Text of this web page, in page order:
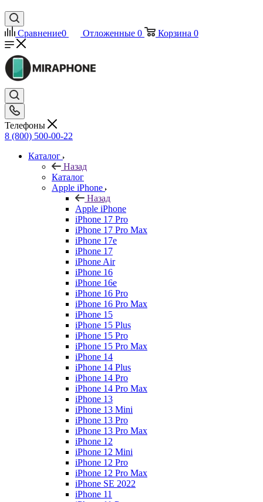
Сравнение0 Отложенные 0 Корзина 0
Телефоны
8 (800) 500-00-22
Каталог
Назад
Каталог
Apple iPhone
Назад
Apple iPhone
iPhone 17 Pro
iPhone 17 Pro Max
iPhone 17e
iPhone 17
iPhone Air
iPhone 16
iPhone 16e
iPhone 16 Pro
iPhone 16 Pro Max
iPhone 15
iPhone 15 Plus
iPhone 15 Pro
iPhone 15 Pro Max
iPhone 14
iPhone 14 Plus
iPhone 14 Pro
iPhone 14 Pro Max
iPhone 13
iPhone 13 Mini
iPhone 13 Pro
iPhone 13 Pro Max
iPhone 12
iPhone 12 Mini
iPhone 12 Pro
iPhone 12 Pro Max
iPhone SE 2022
iPhone 11